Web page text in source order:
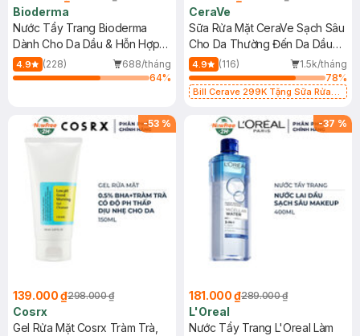
Bioderma
Nước Tẩy Trang Bioderma
Dành Cho Da Dầu & Hỗn Hợp
500ml
4.9 (228)
688/tháng
64%
CeraVe
Sữa Rửa Mặt CeraVe Sạch Sâu
Cho Da Thường Đến Da Dầu
473ml
4.9 (116)
1.5k/tháng
78%
Bill Cerave 299K Tặng Sữa Rửa
-53 %
139.000 ₫298.000 ₫
Cosrx
Gel Rửa Mặt Cosrx Tràm Trà,
-37 %
181.000 ₫289.000 ₫
L'Oreal
Nước Tẩy Trang L'Oreal Làm